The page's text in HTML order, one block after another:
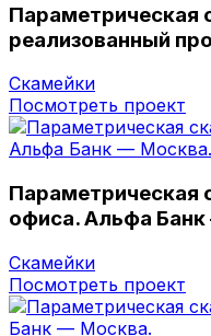
Параметрическая
реализованный
Скамейки
Посмотреть проект
Параметрическая
офиса. Альфа
Скамейки
Посмотреть проект